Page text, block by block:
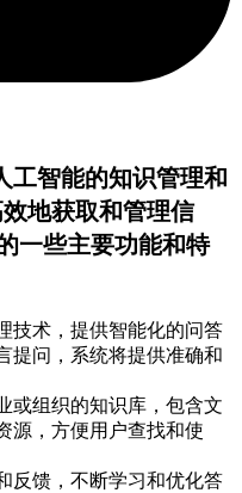
工智能的知识管理和
地获取和管理信
一些主要功能和特
技术，提供智能化的问答
提问，系统将提供准确和
或组织的知识库，包含文
源，方便用户查找和使
反馈，不断学习和优化答